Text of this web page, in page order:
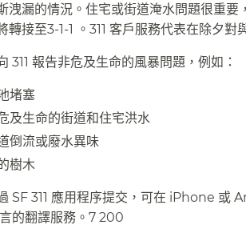
洩漏的情況。住宅或街道淹水問題很重
轉接至3-1-1 。311 客戶服務代表在除夕
311 報告非危及生命的風暴問題，例如：​​
堵塞​​
及生命的街道和住宅洪水​​
倒流或廢水異味​​
樹木​​
SF 311 應用程序提交，可在 iPhone 或
的翻譯服務。7 200